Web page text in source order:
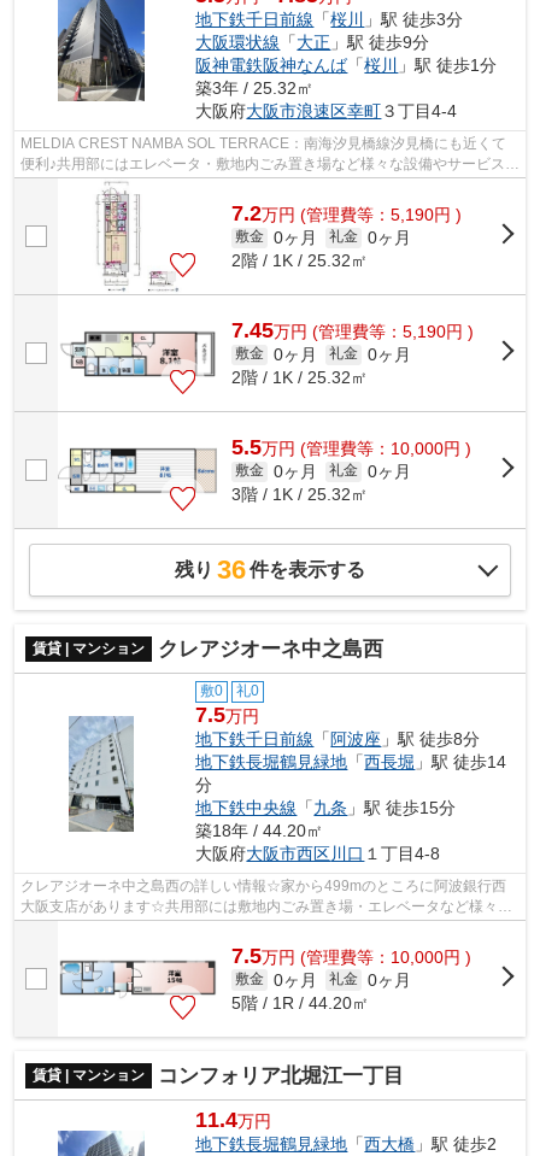
地下鉄千日前線 「桜川
」駅 徒歩3分
大阪環状線 「大正 」駅 徒歩9分
阪神電鉄阪神なんば「桜川
」駅 徒歩1分
築3年 / 25.32㎡
大阪府大阪市浪速区幸町３丁目4-4
MELDIA CREST NAMBA SOL TERRACE：南海汐見橋線汐見橋にも近くて
便利♪共用部にはエレベータ・敷地内ごみ置き場など様々な設備やサービスが
揃っているので便利です♪地上14階建てのマン...
7.2万円 (管理費等：5,190円 )
敷金 0ヶ月 礼金 0ヶ月
2階 / 1K / 25.32㎡
7.45万円 (管理費等：5,190円 )
敷金 0ヶ月 礼金 0ヶ月
2階 / 1K / 25.32㎡
5.5万円 (管理費等：10,000円 )
敷金 0ヶ月 礼金 0ヶ月
3階 / 1K / 25.32㎡
残り 36件を表示する
賃貸 | マンション クレアジオーネ中之島西
敷0 礼0
7.5万円
地下鉄千日前線 「 阿波座 」駅 徒歩8分
地下鉄長堀鶴見緑地 「西長堀 」駅 徒歩14
分
地下鉄中央線 「九条 」駅 徒歩15分
築18年 / 44.20㎡
大阪府大阪市西区川口 １丁目4-8
クレアジオーネ中之島西の詳しい情報☆家から499mのところに阿波銀行西
大阪支店があります☆共用部には敷地内ごみ置き場・エレベータなど様々な
7.5万円 (管理費等：10,000円 )
敷金 0ヶ月 礼金 0ヶ月
5階 / 1R / 44.20㎡
賃貸 | マンション コンフォリア北堀江一丁目
11.4万円
地下鉄長堀鶴見緑地 「西大橋 」駅 徒歩2